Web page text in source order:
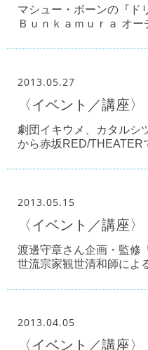
マシュー・ボーンの『ド
Ｂｕｎｋａｍｕｒａ オ
2013.05.27
〈イベント／講座〉
劇団イキウメ、カタルシ
から赤坂RED/THEATER
2013.05.15
〈イベント／講座〉
渡邊守章さん企画・監
世流宗家観世清和師によ
2013.04.05
〈イベント／講座〉